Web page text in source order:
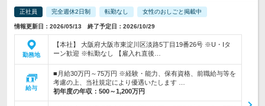
正社員 完全週休2日制 転勤なし 女性のおしごと掲載中
情報更新日：2026/05/13 終了予定日：2026/10/29
勤務地
【本社】 大阪府大阪市東淀川区淡路5丁目19番26号 ※U・Iタ
ーン歓迎 ※転勤なし 【雇入れ直後…
給与
■月給30万円～75万円 ※経験・能力、保有資格、前職給与等を
考慮の上、当社規定により優遇いたします …
初年度の年収： 500～1,200万円